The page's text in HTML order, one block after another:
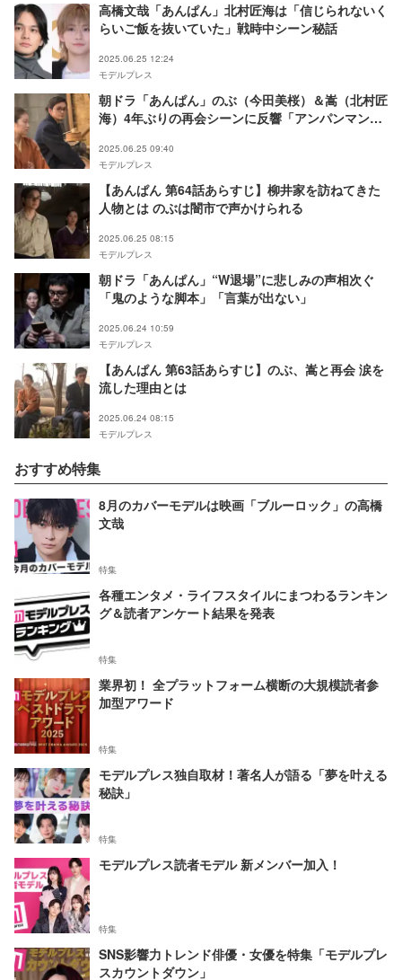
高橋文哉「あんぱん」北村匠海は「信じられないく
らいご飯を抜いていた」戦時中シーン秘話
2025.06.25 12:24
モデルプレス
朝ドラ「あんぱん」のぶ（今田美桜）＆嵩（北村匠
海）4年ぶりの再会シーンに反響「アンパンマン誕
2025.06.25 09:40
モデルプレス
【あんぱん 第64話あらすじ】柳井家を訪ねてきた
人物とは のぶは闇市で声かけられる
2025.06.25 08:15
モデルプレス
朝ドラ「あんぱん」“W退場”に悲しみの声相次ぐ
「鬼のような脚本」「言葉が出ない」
2025.06.24 10:59
モデルプレス
【あんぱん 第63話あらすじ】のぶ、嵩と再会 涙を
流した理由とは
2025.06.24 08:15
モデルプレス
おすすめ特集
8月のカバーモデルは映画「ブルーロック」の高橋
文哉
特集
各種エンタメ・ライフスタイルにまつわるランキン
グ＆読者アンケート結果を発表
特集
業界初！ 全プラットフォーム横断の大規模読者参
加型アワード
特集
モデルプレス独自取材！著名人が語る「夢を叶える
秘訣」
特集
モデルプレス読者モデル 新メンバー加入！
特集
SNS影響力トレンド俳優・女優を特集「モデルプレ
スカウントダウン」